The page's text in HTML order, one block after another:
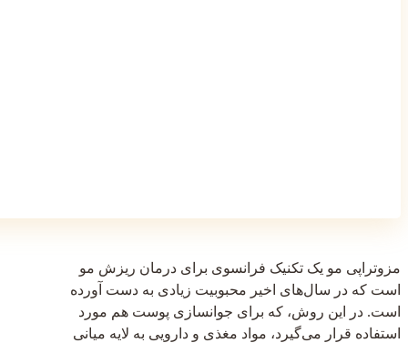
مزوتراپی مو یک تکنیک‌ فرانسوی برای درمان ریزش مو
است که در سال‌های اخیر محبوبیت زیادی به دست آورده
است. در این روش، که برای جوانسازی پوست هم مورد
استفاده قرار می‌گیرد، مواد مغذی و دارویی به لایه میانی